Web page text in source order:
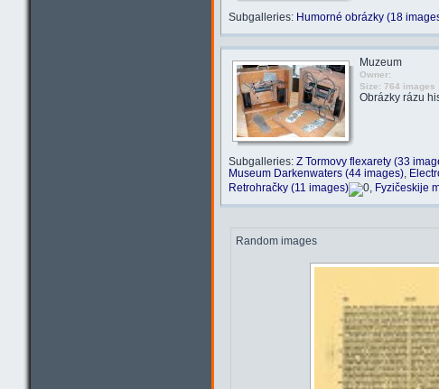
Subgalleries: Humorné obrázky (18
Muzeum
Owner:
Size: 764 images
Obrázky rázu
Subgalleries: Z Tormovy flexarety (33
Museum Darkenwaters (44 images),
Retrohračky (11 images)
, Fyzičeskije
Random images